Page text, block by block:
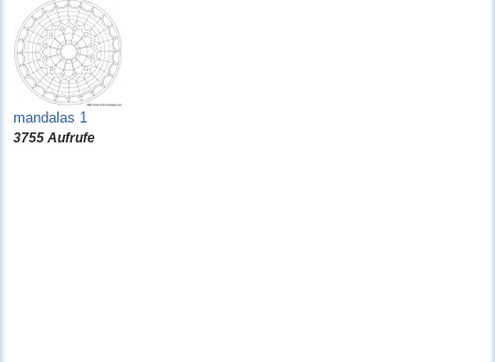
mandalas 1
3755 Aufrufe